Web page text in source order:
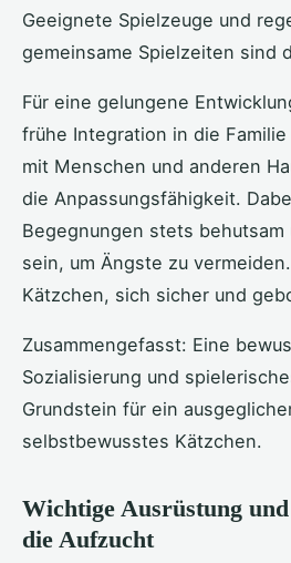
Geeignete Spielzeuge und
gemeinsame Spielzeiten sind
Für eine gelungene
frühe Integration in die
mit Menschen und anderen
die Anpassungsfähigkeit.
Begegnungen stets
sein, um Ängste zu
Kätzchen, sich sicher und
Zusammengefasst: Eine
Sozialisierung und
Grundstein für ein
selbstbewusstes Kätzchen.
Wichtige Ausrüstung
die Aufzucht